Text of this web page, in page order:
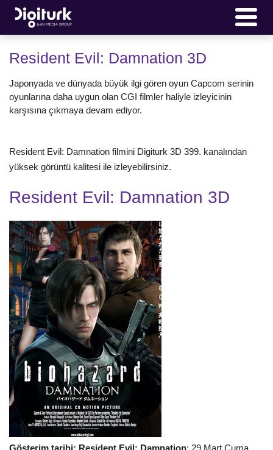
Resident Evil: Damnation 3D
Japonyada ve dünyada büyük ilgi gören oyun Capcom serinin
oyunlarına daha uygun olan CGI filmler haliyle izleyicinin
karşısına çıkmaya devam ediyor.
Resident Evil: Damnation filmini Digiturk 3D 399. kanalından
yüksek görüntü kalitesi ile izleyebilirsiniz.
Resident Evil: Damnation 3D
Gösterim tarihi: Resident Evil: Damnation; 29 Mart Cuma